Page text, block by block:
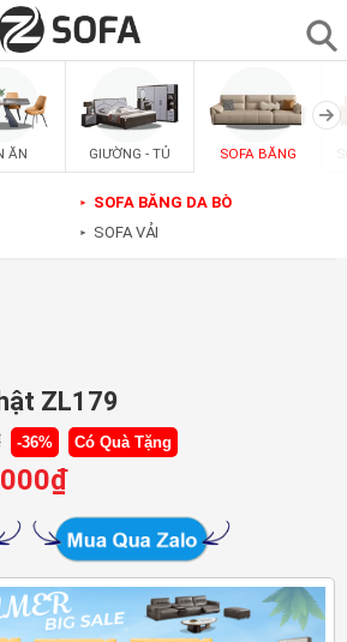
ĂN GIƯỜNG - TỦ SOFA BĂNG
► SOFA BĂNG DA BÒ
► SOFA VẢI
ZL179
-36% Có Quà Tặng
₫